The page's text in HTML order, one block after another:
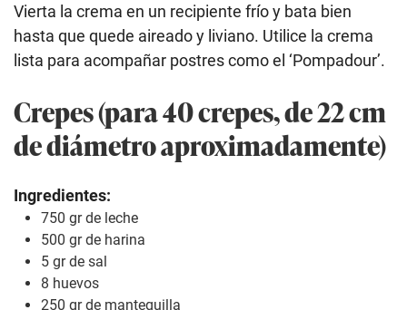
Vierta la crema en un recipiente frío y bata bien
hasta que quede aireado y liviano. Utilice la crema
lista para acompañar postres como el ‘Pompadour’.
Crepes (para 40 crepes, de 22 cm
de diámetro aproximadamente)
Ingredientes:
750 gr de leche
500 gr de harina
5 gr de sal
8 huevos
250 gr de mantequilla